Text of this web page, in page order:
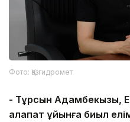
Фото: Қазгидромет
- Тұрсын Адамбекқызы,
алапат құйынға биыл